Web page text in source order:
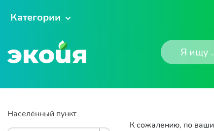
Категории
Населённый пункт
К сожалению, по